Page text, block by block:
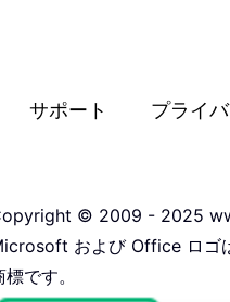
サポート プライ
© 2009 - 2025
および Office ロゴ
標です。